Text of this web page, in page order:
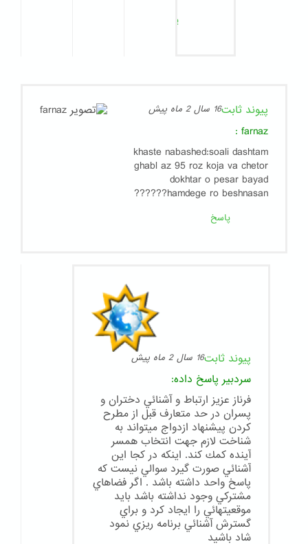
پاسخ
پیوند ثابت16 سال 2 ماه پیش
farnaz
:
khaste nabashed:soali dashtam
ghabl az 95 roz koja va chetor
dokhtar o pesar bayad
hamdege ro beshnasan??????
پاسخ
پیوند ثابت16 سال 2 ماه پیش
سردبیر پاسخ داده:
فرناز عزيز ارتباط و آشنائي دختران و
پسران در حد متعارف قبل از مطرح
كردن پيشنهاد ازدواج ميتواند به
شناخت لازم جهت انتخاب همسر
آينده كمك كند. اينكه در كجا اين
آشنائي صورت گيرد سوالي نيست كه
پاسخ واحد داشته باشد . اگر فضاهاي
مشتركي وجود نداشته باشد بايد
موقعيتهائي را ايجاد كرد و براي
گسترش آشنائي برنامه ريزي نمود
شاد باشيد